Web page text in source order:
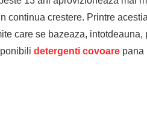
continua crestere. Printre
care se bazeaza, intotdeauna,
detergenti covoare pana